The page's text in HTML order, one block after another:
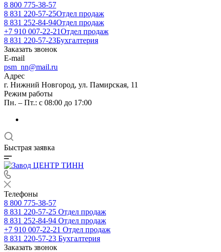
8 800 775-38-57
8 831 220-57-25Отдел продаж
8 831 252-84-94Отдел продаж
+7 910 007-22-21Отдел продаж
8 831 220-57-23Бухгалтерия
Заказать звонок
E-mail
psm_nn@mail.ru
Адрес
г. Нижний Новгород, ул. Памирская, 11
Режим работы
Пн. – Пт.: с 08:00 до 17:00
Быстрая заявка
Телефоны
8 800 775-38-57
8 831 220-57-25 Отдел продаж
8 831 252-84-94 Отдел продаж
+7 910 007-22-21 Отдел продаж
8 831 220-57-23 Бухгалтерия
Заказать звонок